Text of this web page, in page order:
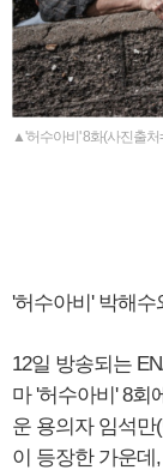
▲'허수아비' 8화(사진출
'허수아비' 박해
12일 방송되는
마 '허수아비' 8회
운 용의자 임석만
이 등장한 가운데